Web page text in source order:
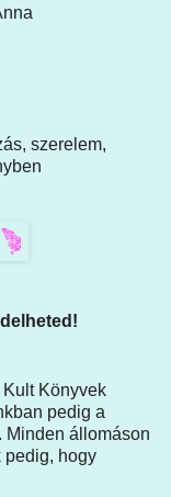
szerelem,
Könyvek
pedig a
Minden állomáson
pedig, hogy